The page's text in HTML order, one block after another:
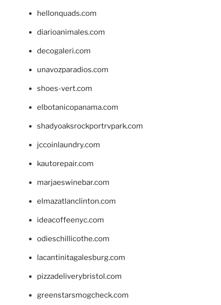
hellonquads.com
diarioanimales.com
decogaleri.com
unavozparadios.com
shoes-vert.com
elbotanicopanama.com
shadyoaksrockportrvpark.com
jccoinlaundry.com
kautorepair.com
marjaeswinebar.com
elmazatlanclinton.com
ideacoffeenyc.com
odieschillicothe.com
lacantinitagalesburg.com
pizzadeliverybristol.com
greenstarsmogcheck.com